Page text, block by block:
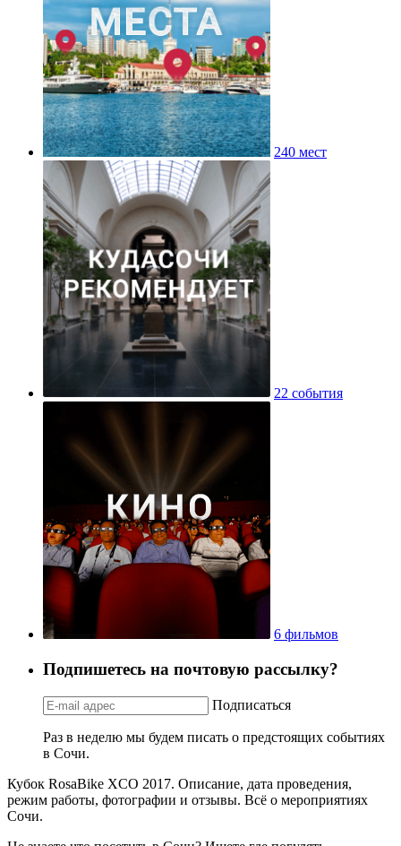
240 мест
22 события
6 фильмов
Подпишетесь на почтовую рассылку?
Подписаться
Раз в неделю мы будем писать о предстоящих событиях
в Сочи.
Кубок RosaBike XCO 2017. Описание, дата проведения,
режим работы, фотографии и отзывы. Всё о мероприятиях
Сочи.